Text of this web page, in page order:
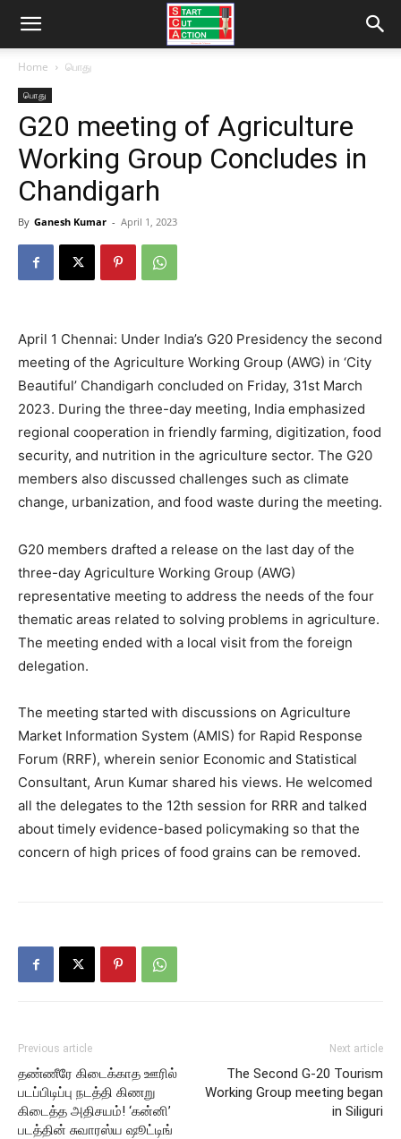
Home பொது
பொது
G20 meeting of Agriculture
Working Group Concludes in
Chandigarh
By Ganesh Kumar - April 1, 2023
April 1 Chennai: Under India’s G20 Presidency the second
meeting of the Agriculture Working Group (AWG) in ‘City
Beautiful’ Chandigarh concluded on Friday, 31st March
2023. During the three-day meeting, India emphasized
regional cooperation in friendly farming, digitization, food
security, and nutrition in the agriculture sector. The G20
members also discussed challenges such as climate
change, urbanization, and food waste during the meeting.
G20 members drafted a release on the last day of the
three-day Agriculture Working Group (AWG)
representative meeting to address the needs of the four
thematic areas related to solving problems in agriculture.
The meeting ended with a local visit from the foreign
delegation.
The meeting started with discussions on Agriculture
Market Information System (AMIS) for Rapid Response
Forum (RRF), wherein senior Economic and Statistical
Consultant, Arun Kumar shared his views. He welcomed
all the delegates to the 12th session for RRR and talked
about timely evidence-based policymaking so that the
concern of high prices of food grains can be removed.
Previous article
தண்ணீரே கிடைக்காத ஊரில்
படப்பிடிப்பு நடத்தி கிணறு
கிடைத்த அதிசயம்! ‘கன்னி’
படத்தின் சுவாரஸ்ய ஷூட்டிங்
Next article
The Second G-20 Tourism
Working Group meeting began
in Siliguri